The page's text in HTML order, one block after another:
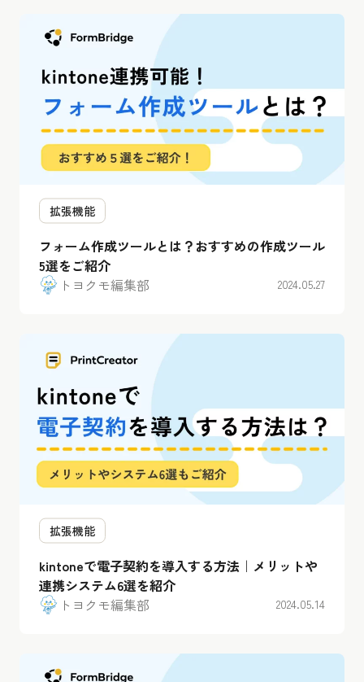
拡張機能
フォーム作成ツールとは？おすすめの作成ツール
5選をご紹介
トヨクモ編集部
2024.05.27
拡張機能
kintoneで電子契約を導入する方法｜メリットや
連携システム6選を紹介
トヨクモ編集部
2024.05.14